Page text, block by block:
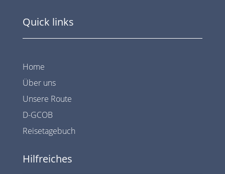
Quick links
Home
Über uns
Unsere Route
D-GCOB
Reisetagebuch
Hilfreiches